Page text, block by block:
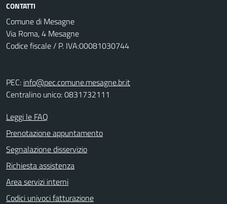
CONTATTI
Comune di Mesagne
Via Roma, 4 Mesagne
Codice fiscale / P. IVA:00081030744
PEC: info@pec.comune.mesagne.br.it
Centralino unico: 0831732111
Leggi le FAQ
Prenotazione appuntamento
Segnalazione disservizio
Richiesta assistenza
Area servizi interni
Codici univoci fatturazione